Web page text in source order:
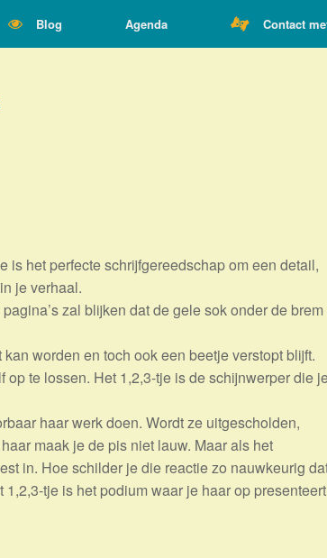
Blog Agenda Contact
is het perfecte schrijfgereedschap om een detail,
je verhaal.
zal blijken dat de gele sok onder de brem
worden en toch ook een beetje verstopt blijft.
te lossen. Het 1,2,3-tje is de schijnwerper die
haar werk doen. Wordt ze uitgescholden,
maak je de pis niet lauw. Maar als het
in. Hoe schilder je die reactie zo nauwkeurig
tje is het podium waar je haar op